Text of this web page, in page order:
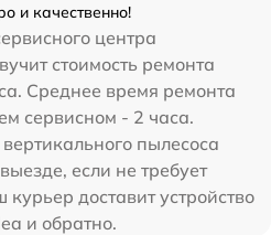
и качественно!
центра
стоимость ремонта
Среднее время ремонта
сервисном - 2 часа.
пылесоса
если не требует
доставит устройство
и обратно.